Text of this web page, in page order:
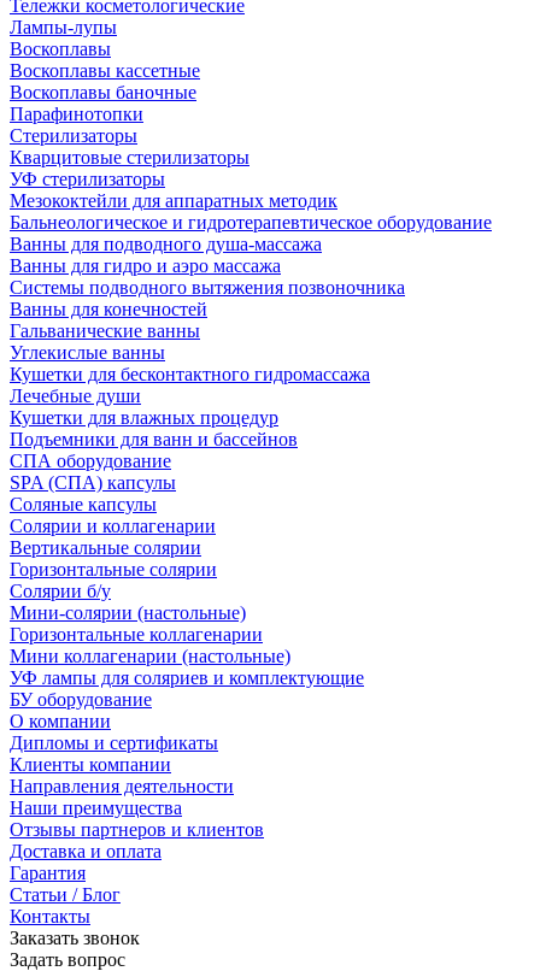
Тележки косметологические
Лампы-лупы
Воскоплавы
Воскоплавы кассетные
Воскоплавы баночные
Парафинотопки
Стерилизаторы
Кварцитовые стерилизаторы
УФ стерилизаторы
Мезококтейли для аппаратных методик
Бальнеологическое и гидротерапевтическое оборудование
Ванны для подводного душа-массажа
Ванны для гидро и аэро массажа
Системы подводного вытяжения позвоночника
Ванны для конечностей
Гальванические ванны
Углекислые ванны
Кушетки для бесконтактного гидромассажа
Лечебные души
Кушетки для влажных процедур
Подъемники для ванн и бассейнов
СПА оборудование
SPA (СПА) капсулы
Соляные капсулы
Солярии и коллагенарии
Вертикальные солярии
Горизонтальные солярии
Солярии б/у
Мини-солярии (настольные)
Горизонтальные коллагенарии
Мини коллагенарии (настольные)
УФ лампы для соляриев и комплектующие
БУ оборудование
О компании
Дипломы и сертификаты
Клиенты компании
Направления деятельности
Наши преимущества
Отзывы партнеров и клиентов
Доставка и оплата
Гарантия
Статьи / Блог
Контакты
Заказать звонок
Задать вопрос